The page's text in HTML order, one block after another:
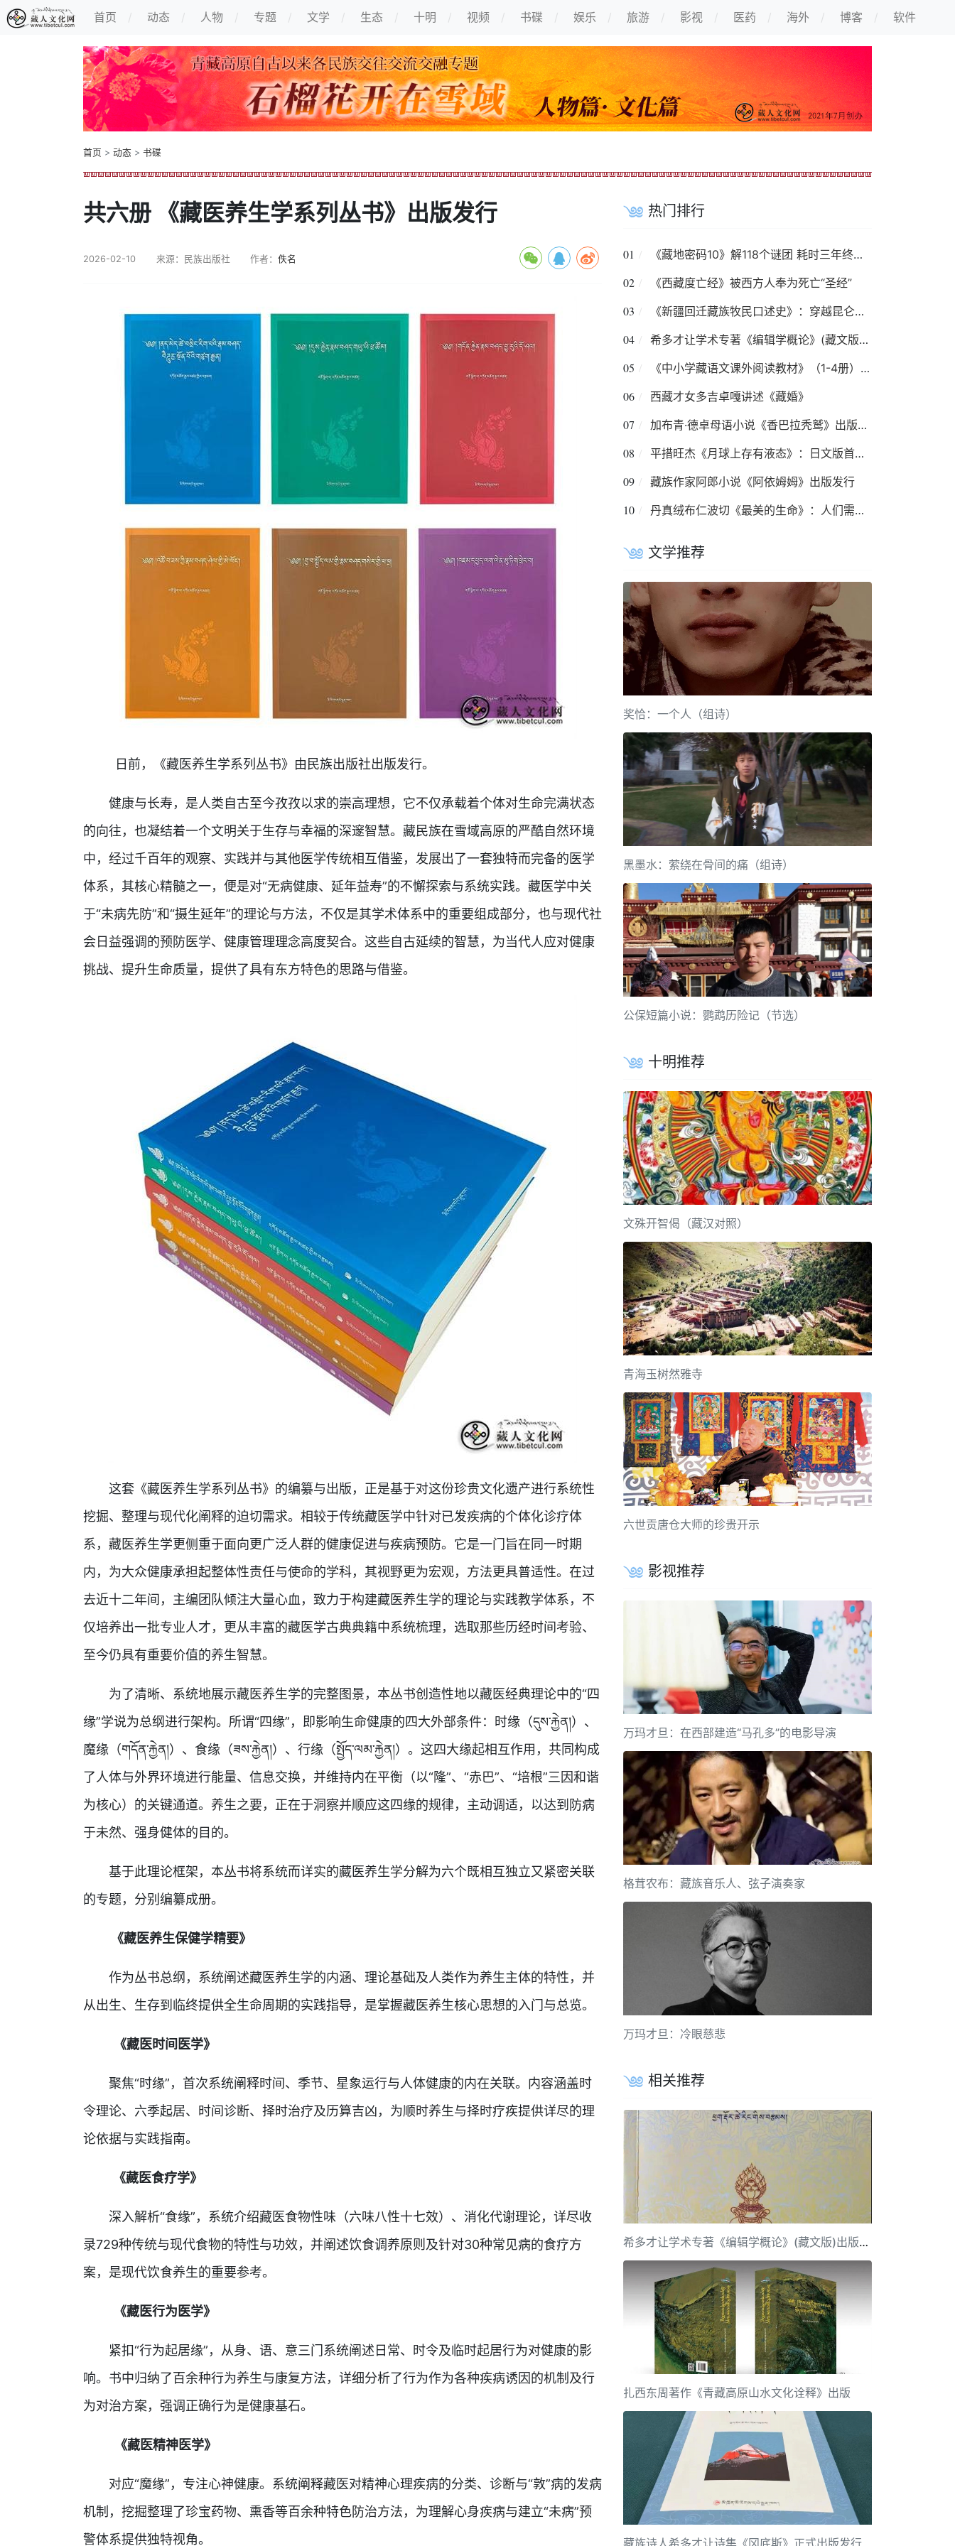
首页 动态 人物 专题 文学 生态 十明 视频 书碟 娱乐 旅游 影视 医药 海外 博客 软件
首页 > 动态 > 书碟
共六册 《藏医养生学系列丛书》出版发行
2026-02-10 来源：民族出版社 作者： 佚名
日前，《藏医养生学系列丛书》由民族出版社出版发行。
健康与长寿，是人类自古至今孜孜以求的崇高理想，它不仅承载着个体对生命完满状态
的向往，也凝结着一个文明关于生存与幸福的深邃智慧。藏民族在雪域高原的严酷自然环境
中，经过千百年的观察、实践并与其他医学传统相互借鉴，发展出了一套独特而完备的医学
体系，其核心精髓之一，便是对“无病健康、延年益寿”的不懈探索与系统实践。藏医学中关
于“未病先防”和“摄生延年”的理论与方法，不仅是其学术体系中的重要组成部分，也与现代社
会日益强调的预防医学、健康管理理念高度契合。这些自古延续的智慧，为当代人应对健康
挑战、提升生命质量，提供了具有东方特色的思路与借鉴。
这套《藏医养生学系列丛书》的编纂与出版，正是基于对这份珍贵文化遗产进行系统性
挖掘、整理与现代化阐释的迫切需求。相较于传统藏医学中针对已发疾病的个体化诊疗体
系，藏医养生学更侧重于面向更广泛人群的健康促进与疾病预防。它是一门旨在同一时期
内，为大众健康承担起整体性责任与使命的学科，其视野更为宏观，方法更具普适性。在过
去近十二年间，主编团队倾注大量心血，致力于构建藏医养生学的理论与实践教学体系，不
仅培养出一批专业人才，更从丰富的藏医学古典典籍中系统梳理，选取那些历经时间考验、
至今仍具有重要价值的养生智慧。
为了清晰、系统地展示藏医养生学的完整图景，本丛书创造性地以藏医经典理论中的“四
缘”学说为总纲进行架构。所谓“四缘”，即影响生命健康的四大外部条件：时缘（དུས་རྐྱེན།）、
魔缘（གདོན་རྐྱེན།）、食缘（ཟས་རྐྱེན།）、行缘（སྤྱོད་ལམ་རྐྱེན།）。这四大缘起相互作用，共同构成
了人体与外界环境进行能量、信息交换，并维持内在平衡（以“隆”、“赤巴”、“培根”三因和谐
为核心）的关键通道。养生之要，正在于洞察并顺应这四缘的规律，主动调适，以达到防病
于未然、强身健体的目的。
基于此理论框架，本丛书将系统而详实的藏医养生学分解为六个既相互独立又紧密关联
的专题，分别编纂成册。
《藏医养生保健学精要》
作为丛书总纲，系统阐述藏医养生学的内涵、理论基础及人类作为养生主体的特性，并
从出生、生存到临终提供全生命周期的实践指导，是掌握藏医养生核心思想的入门与总览。
《藏医时间医学》
聚焦“时缘”，首次系统阐释时间、季节、星象运行与人体健康的内在关联。内容涵盖时
令理论、六季起居、时间诊断、择时治疗及历算吉凶，为顺时养生与择时疗疾提供详尽的理
论依据与实践指南。
《藏医食疗学》
深入解析“食缘”，系统介绍藏医食物性味（六味八性十七效）、消化代谢理论，详尽收
录729种传统与现代食物的特性与功效，并阐述饮食调养原则及针对30种常见病的食疗方
案，是现代饮食养生的重要参考。
《藏医行为医学》
紧扣“行为起居缘”，从身、语、意三门系统阐述日常、时令及临时起居行为对健康的影
响。书中归纳了百余种行为养生与康复方法，详细分析了行为作为各种疾病诱因的机制及行
为对治方案，强调正确行为是健康基石。
《藏医精神医学》
对应“魔缘”，专注心神健康。系统阐释藏医对精神心理疾病的分类、诊断与“敦”病的发病
机制，挖掘整理了珍宝药物、熏香等百余种特色防治方法，为理解心身疾病与建立“未病”预
警体系提供独特视角。
热门排行
01 《藏地密码10》解118个谜团 耗时三年终出大结局
02 《西藏度亡经》被西方人奉为死亡“圣经”
03 《新疆回迁藏族牧民口述史》：穿越昆仑山的故事
04 希多才让学术专著《编辑学概论》(藏文版)出版发行
05 《中小学藏语文课外阅读教材》（1-4册）出版发行
06 西藏才女多吉卓嘎讲述《藏婚》
07 加布青·德卓母语小说《香巴拉秃鹫》出版发行
08 平措旺杰《月球上存有液态》：日文版首发仪式在京举行
09 藏族作家阿郎小说《阿依姆姆》出版发行
10 丹真绒布仁波切《最美的生命》：人们需要安祥清净
文学推荐
奖恰：一个人（组诗）
黑墨水：萦绕在骨间的痛（组诗）
公保短篇小说：鹦鹉历险记（节选）
十明推荐
文殊开智偈（藏汉对照）
青海玉树然雅寺
六世贡唐仓大师的珍贵开示
影视推荐
万玛才旦：在西部建造“马孔多”的电影导演
格茸农布：藏族音乐人、弦子演奏家
万玛才旦：冷眼慈悲
相关推荐
希多才让学术专著《编辑学概论》(藏文版)出版发行
扎西东周著作《青藏高原山水文化诠释》出版
藏族诗人希多才让诗集《冈底斯》正式出版发行